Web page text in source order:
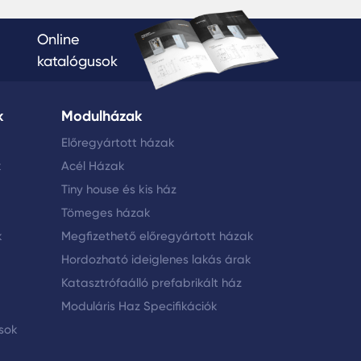
Online
katalógusok
Modulházak
Előregyártott házak
Acél Házak
Tiny house és kis ház
Tömeges házak
Megfizethető előregyártott házak
Hordozható ideiglenes lakás árak
Katasztrófaálló prefabrikált ház
Moduláris Haz Specifikációk